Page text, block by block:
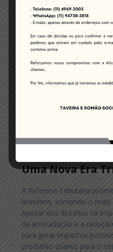
As empresas precisarão
por meio de:
Revisão de Processos
contratos, sistemas de
tributário.
Aproveitamento de
a cumulatividade
produtos.
Uma Nova Era
A Reforma Tributária
brasileiro, tornando-o
Apesar dos desafios na
da arrecadação e a
para gerar impactos
produtivo quanto para o